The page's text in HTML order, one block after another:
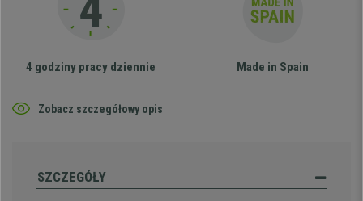
4 godziny pracy dziennie Made in Spain
Zobacz szczegółowy opis
SZCZEGÓŁY